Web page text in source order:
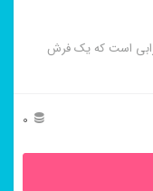
است که یک فرش
0